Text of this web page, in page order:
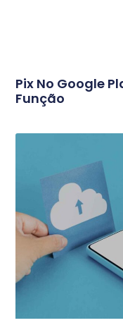
Pix No Google
Função